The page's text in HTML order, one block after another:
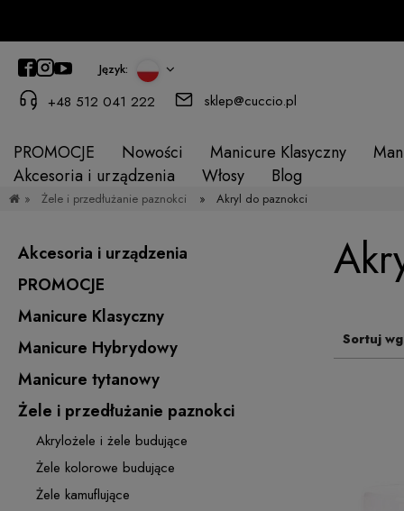
Język:
+48 512 041 222 sklep@cuccio.pl
PROMOCJE Nowości Manicure Klasyczny
Akcesoria i urządzenia
Włosy Blog
» Żele i przedłużanie paznokci » Akryl do paznokci
Akcesoria i urządzenia
PROMOCJE
Manicure Klasyczny
Manicure Hybrydowy
Manicure tytanowy
Żele i przedłużanie paznokci
Akrylożele i żele budujące
Żele kolorowe budujące
Żele kamuflujące
Sortuj